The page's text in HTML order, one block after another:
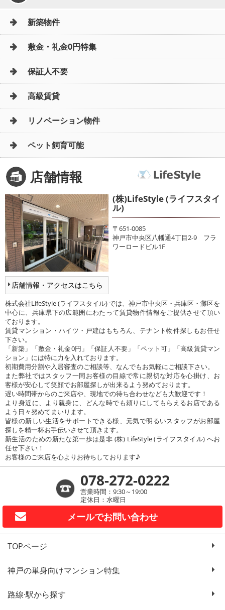
新築物件
敷金・礼金0円特集
保証人不要
高級賃貸
リノベーション物件
ペット飼育可能
店舗情報
店舗情報・アクセスはこちら
(株)LifeStyle (ライフスタイ
ル)
〒651-0085
神戸市中央区八幡通4丁目2-9 フラ
ワーロードビル1F
株式会社LifeStyle (ライフスタイル) では、神戸市中央区・兵庫区・灘区を
中心に、兵庫県下の広範囲にわたって賃貸物件情報をご提供させて頂い
ております。
賃貸マンション・ハイツ・戸建はもちろん、テナント物件探しもお任せ
下さい。
「新築」「敷金・礼金0円」「保証人不要」「ペット可」「高級賃貸マン
ション」には特に力を入れております。
初期費用分割や入居審査のご相談等、なんでもお気軽にご相談下さい。
また弊社ではスタッフ一同お客様の目線で常に親切な対応を心掛け、お
客様が安心して笑顔でお部屋探しが出来るよう努めております。
遅い時間帯からのご来店や、現地での待ち合わせなども大歓迎です！
より身近に、より親身に、どんな時でも頼りにしてもらえるお店である
よう日々努めてまいります。
皆様の新しい生活をサポートできる様、元気で明るいスタッフがお部屋
探しを精一杯お手伝いさせて頂きます。
新生活のための新たな第一歩は是非 (株) LifeStyle (ライフスタイル) へお
任せ下さい！
お客様のご来店を心よりお待ちしております♪
078-272-0222
営業時間：9:30～19:00
定休日：水曜日
メールでお問い合わせ
TOPページ
神戸の単身向けマンション特集
路線·駅から探す